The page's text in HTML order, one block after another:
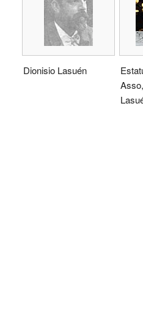
Dionisio Lasuén